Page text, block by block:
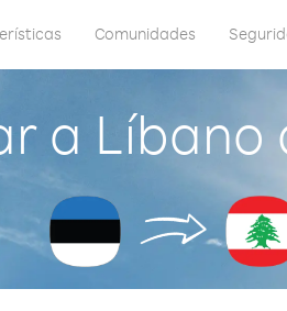
Comunidades
a Líbano